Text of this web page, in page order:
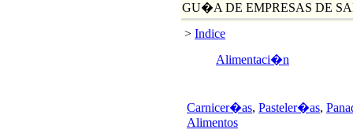
GU�A DE EMPRESAS DE
> Indice
Alimentaci�n
Carnicer�as, Pasteler�as,
Alimentos